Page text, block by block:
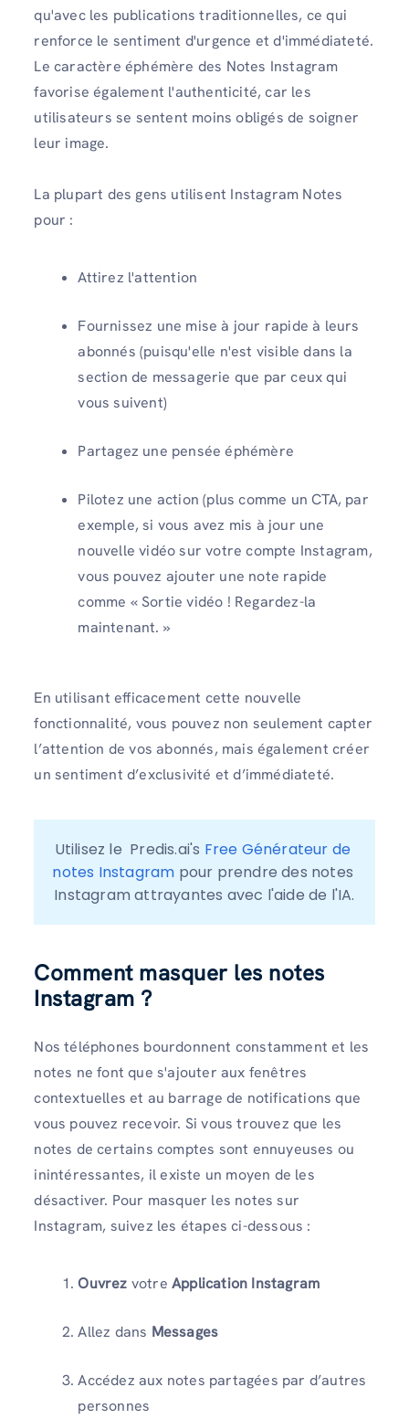
qu'avec les publications traditionnelles, ce qui
renforce le sentiment d'urgence et d'immédiateté.
Le caractère éphémère des Notes Instagram
favorise également l'authenticité, car les
utilisateurs se sentent moins obligés de soigner
leur image.
La plupart des gens utilisent Instagram Notes
pour :
Attirez l'attention
Fournissez une mise à jour rapide à leurs
abonnés (puisqu'elle n'est visible dans la
section de messagerie que par ceux qui
vous suivent)
Partagez une pensée éphémère
Pilotez une action (plus comme un CTA, par
exemple, si vous avez mis à jour une
nouvelle vidéo sur votre compte Instagram,
vous pouvez ajouter une note rapide
comme « Sortie vidéo ! Regardez-la
maintenant. »
En utilisant efficacement cette nouvelle
fonctionnalité, vous pouvez non seulement capter
l’attention de vos abonnés, mais également créer
un sentiment d’exclusivité et d’immédiateté.
Utilisez le  Predis.ai's Free Générateur de
notes Instagram pour prendre des notes
Instagram attrayantes avec l'aide de l'IA.
Comment masquer les notes
Instagram ?
Nos téléphones bourdonnent constamment et les
notes ne font que s'ajouter aux fenêtres
contextuelles et au barrage de notifications que
vous pouvez recevoir. Si vous trouvez que les
notes de certains comptes sont ennuyeuses ou
inintéressantes, il existe un moyen de les
désactiver. Pour masquer les notes sur
Instagram, suivez les étapes ci-dessous :
Ouvrez votre Application Instagram
Allez dans Messages
Accédez aux notes partagées par d’autres
personnes